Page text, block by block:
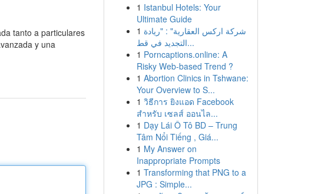
tanto a particulares
y una
1 Istanbul Hotels: Your
Ultimate Guide
1 شركة اركس العقارية" : "ريادة
التجديد في قط...
1 Porncaptions.online: A
Risky Web-based Trend ?
1 Abortion Clinics in Tshwane:
Your Overview to S...
1 วิธีการ ยิงแอด Facebook
สำหรับ เซลส์ ออนไล...
1 Dạy Lái Ô Tô BD – Trung
Tâm Nổi Tiếng , Giá...
1 My Answer on
Inappropriate Prompts
1 Transforming that PNG to a
JPG : Simple...